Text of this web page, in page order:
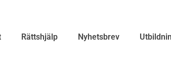
Rättshjälp Nyhetsbrev